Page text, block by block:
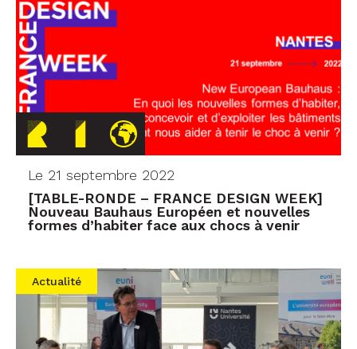
Le 21 septembre 2022
[TABLE-RONDE – FRANCE DESIGN WEEK]
Nouveau Bauhaus Européen et nouvelles
formes d’habiter face aux chocs à venir
Actualité